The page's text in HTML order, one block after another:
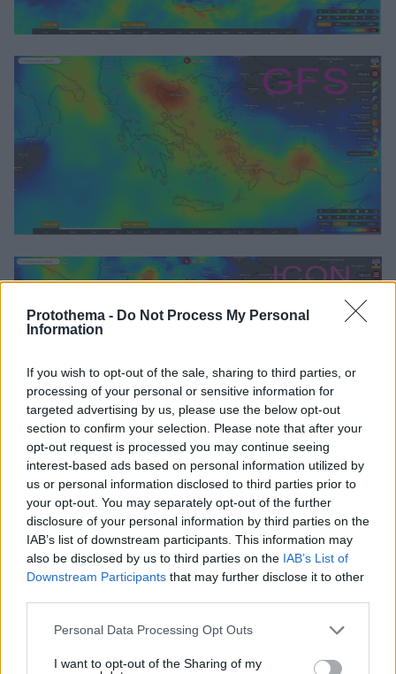
Protothema - Do Not Process My Personal
Information
If you wish to opt-out of the sale, sharing to third parties, or
processing of your personal or sensitive information for
targeted advertising by us, please use the below opt-out
section to confirm your selection. Please note that after your
opt-out request is processed you may continue seeing
interest-based ads based on personal information utilized by
us or personal information disclosed to third parties prior to
your opt-out. You may separately opt-out of the further
disclosure of your personal information by third parties on the
IAB’s list of downstream participants. This information may
also be disclosed by us to third parties on the IAB’s List of
Downstream Participants that may further disclose it to other
Please note that this website/app uses one or more Google
not limited to your visit or usage behaviour. You may click to
Personal Data Processing Opt Outs
I want to opt-out of the Sharing of my